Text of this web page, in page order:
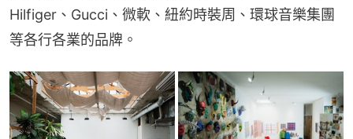
Hilfiger、Gucci、微軟、紐約時裝周、環球音樂集團
等各行各業的品牌。